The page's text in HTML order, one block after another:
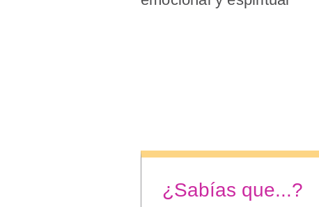
¿Sabías que...?